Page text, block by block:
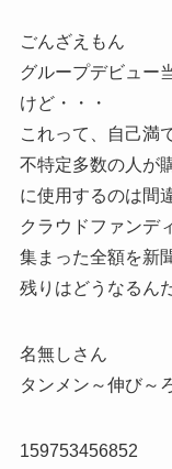
ごんざえもん
グループデビュー
けど・・・
これって、自己満
不特定多数の人が
に使用するのは間
クラウドファンデ
集まった全額を新
残りはどうなるん
名無しさん
タンメン～伸び～
159753456852